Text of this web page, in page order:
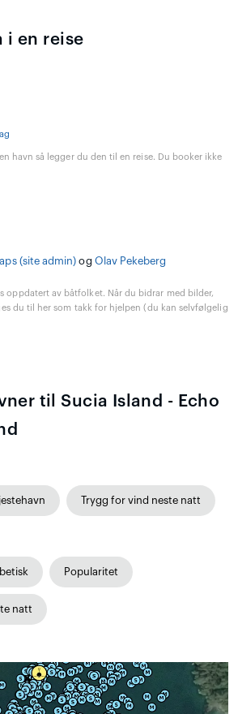
i en reise
havn så legger du den til en reise. Du booker ikke
(site admin) og Olav Pekeberg
oppdatert av båtfolket. Når du bidrar med bilder,
du til her som takk for hjelpen (du kan selvfølgelig
til Sucia Island - Echo
Trygg for vind neste natt
Popularitet
natt